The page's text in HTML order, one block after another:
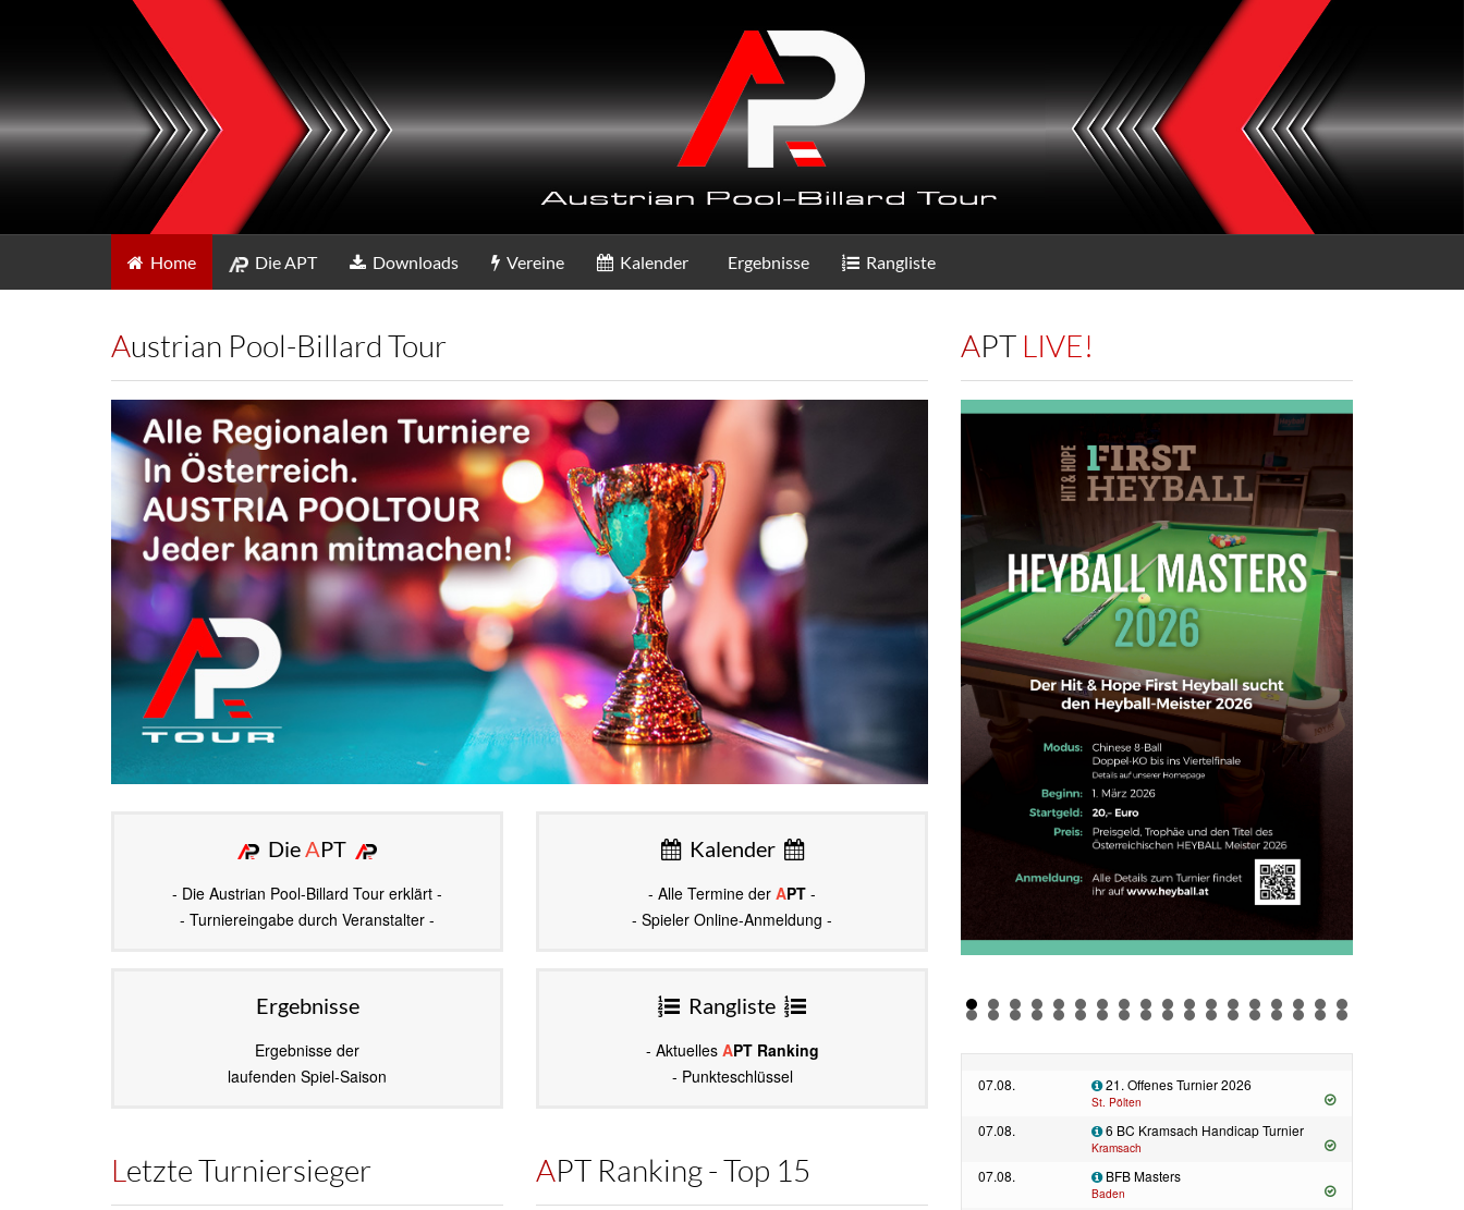
Home Die APT Downloads Vereine Kalender Ergebnisse Rangliste
Austrian Pool-Billard Tour
DieAPT
- Die Austrian Pool-Billard Tour erklärt -
- Turniereingabe durch Veranstalter -
Kalender
- Alle Termine der APT -
- Spieler Online-Anmeldung -
Ergebnisse
Ergebnisse der
laufenden Spiel-Saison
Rangliste
- Aktuelles APT Ranking
- Punkteschlüssel
Letzte Turniersieger APT Ranking - Top 15
APT LIVE!
07.08. 21. Offenes Turnier 2026
St. Pölten
07.08. 6 BC Kramsach Handicap Turnier
Kramsach
07.08. BFB Masters
Baden